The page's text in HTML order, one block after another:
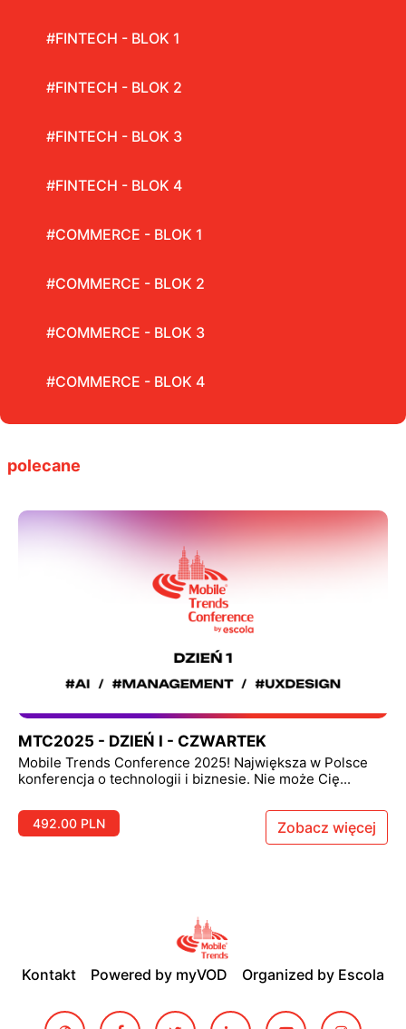
#FINTECH - BLOK 1
#FINTECH - BLOK 2
#FINTECH - BLOK 3
#FINTECH - BLOK 4
#COMMERCE - BLOK 1
#COMMERCE - BLOK 2
#COMMERCE - BLOK 3
#COMMERCE - BLOK 4
polecane
MTC2025 - DZIEŃ I - CZWARTEK
Mobile Trends Conference 2025! Największa w Polsce
konferencja o technologii i biznesie. Nie może Cię...
492.00 PLN Zobacz więcej
Kontakt Powered by myVOD Organized by Escola